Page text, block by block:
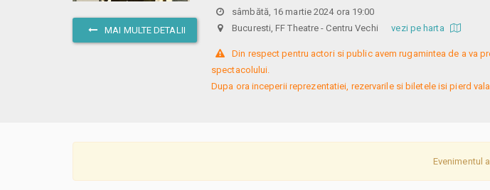
MAI MULTE DETALII
sâmbătă, 16 martie 2024 ora 19:00
Bucuresti, FF Theatre - Centru Vechivezi pe harta
Din respect pentru actori si public avem rugamintea de a va
spectacolului.
Dupa ora inceperii reprezentatiei, rezervarile si biletele isi pierd
Evenimentul